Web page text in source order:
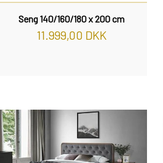
Seng 140/160/180 x 200 cm
11.999,00 DKK